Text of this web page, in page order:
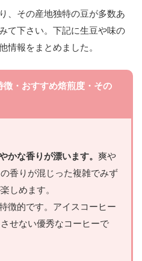
、その産地独特の豆が多数あ
て下さい。下記に生豆や味の
情報をまとめました。
徴・おすすめ焙煎度・その
かな香りが漂います。爽や
香りが混じった複雑でみず
しめます。
徴的です。アイスコーヒー
せない優秀なコーヒーで